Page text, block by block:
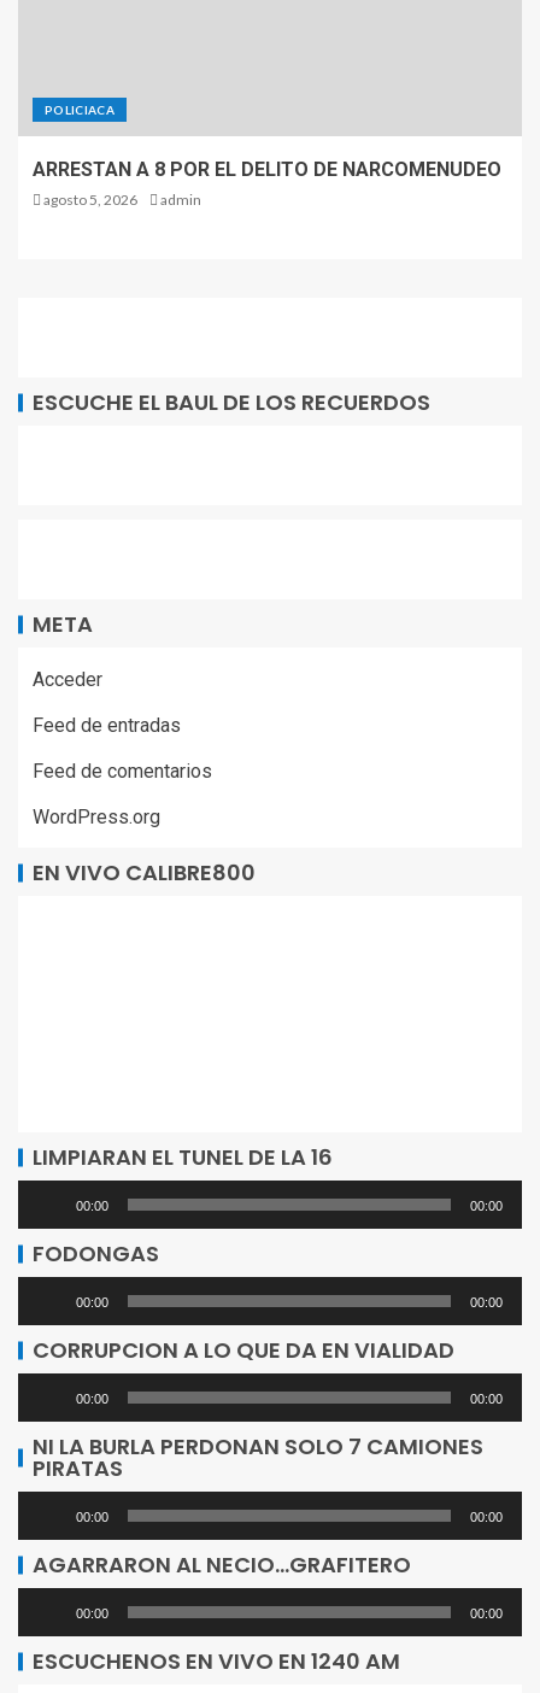
POLICIACA
ARRESTAN A 8 POR EL DELITO DE NARCOMENUDEO
agosto 5, 2026 admin
ESCUCHE EL BAUL DE LOS RECUERDOS
META
Acceder
Feed de entradas
Feed de comentarios
WordPress.org
EN VIVO CALIBRE800
LIMPIARAN EL TUNEL DE LA 16
Reproductor
de
audio
00:00 00:00
FODONGAS
Reproductor
de
audio
00:00 00:00
CORRUPCION A LO QUE DA EN VIALIDAD
Reproductor
de
audio
00:00 00:00
NI LA BURLA PERDONAN SOLO 7 CAMIONES
PIRATAS
Reproductor
de
audio
00:00 00:00
AGARRARON AL NECIO…GRAFITERO
Reproductor
de
00:00 00:00
ESCUCHENOS EN VIVO EN 1240 AM